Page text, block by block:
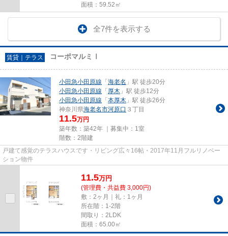
面積：59.52㎡
全7件を表示する
賃貸｜テラス コーポマルミⅠ
小田急小田原線 「海老名 」駅 徒歩20分
小田急小田原線 「厚木 」駅 徒歩12分
小田急小田原線 「本厚木 」駅 徒歩26分
神奈川県海老名市河原口 ３丁目
11.5万円
築年数：築42年 ｜募集中： 1室
階数：2階建
戸建て感覚のテラスハウスです・リビング広々16帖・2017年11月フルリノベー
ション物件
11.5万円
(管理費・共益費 3,000円)
敷：2ヶ月｜礼：1ヶ月
所在階：1-2階
間取り：2LDK
面積：65.00㎡